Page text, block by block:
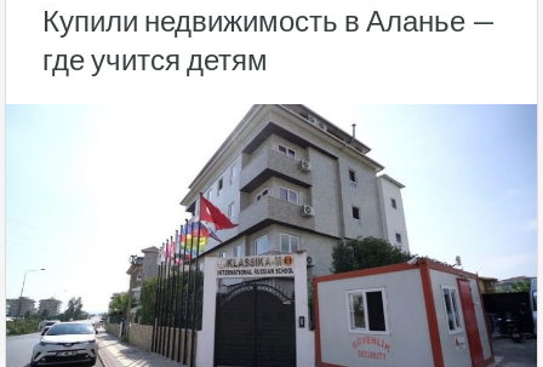
Купили недвижимость в Аланье —
где учится детям